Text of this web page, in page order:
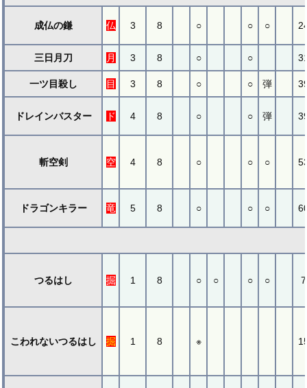
成仏の鎌 仏 3 8 ○ ○ ○
三日月刀 月 3 8 ○ ○
一ツ目殺し 目 3 8 ○ ○ 弾
ドレインバスター ド 4 8 ○ ○ 弾
斬空剣 空 4 8 ○ ○ ○
ドラゴンキラー 竜 5 8 ○ ○ ○
つるはし 掘 1 8 ○ ○ ○ ○
こわれないつるはし 掘 1 8 ※